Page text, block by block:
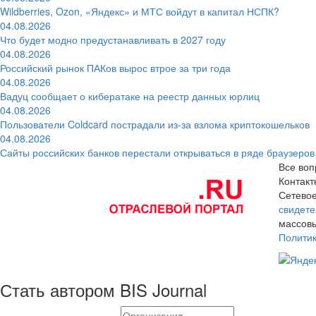
Wildberries, Ozon, «Яндекс» и МТС войдут в капитал НСПК?
04.08.2026
Что будет модно предустанавливать в 2027 году
04.08.2026
Российский рынок ПАКов вырос втрое за три года
04.08.2026
Вадуц сообщает о кибератаке на реестр данных юрлиц
04.08.2026
Пользователи Coldcard пострадали из-за взлома криптокошельков
04.08.2026
Сайты российских банков перестали открываться в ряде браузеров
Все
Стать автором BIS Journal